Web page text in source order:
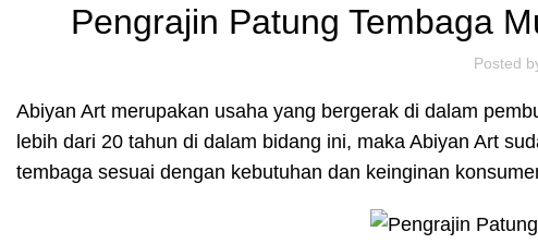
Pengrajin Patung Tembaga
Posted
Abiyan Art merupakan usaha yang bergerak di dalam
lebih dari 20 tahun di dalam bidang ini, maka Abiyan Art
tembaga sesuai dengan kebutuhan dan keinginan